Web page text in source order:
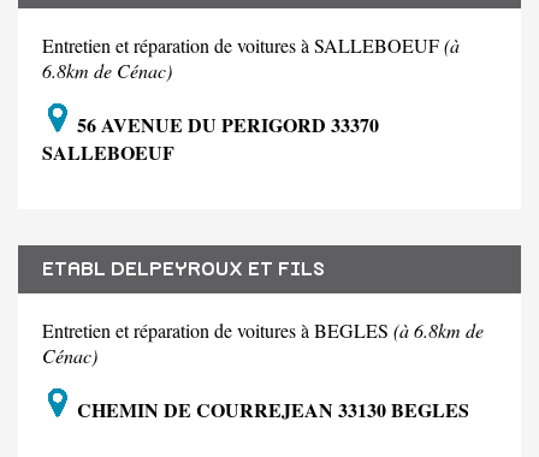
Entretien et réparation de voitures à SALLEBOEUF(à
6.8km de Cénac)
56 AVENUE DU PERIGORD 33370
SALLEBOEUF
ETABL DELPEYROUX ET FILS
Entretien et réparation de voitures à BEGLES (à 6.8km de
Cénac)
CHEMIN DE COURREJEAN 33130 BEGLES